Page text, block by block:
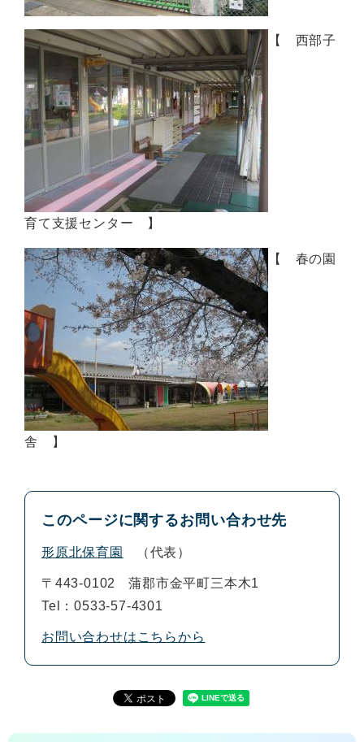
【 西部子
育て支援センター 】
【 春の園
舎 】
このページに関するお問い合わせ先
形原北保育園 代表
〒443-0102
蒲郡市金平町三本木1
Tel：0533-57-4301
お問い合わせはこちらから